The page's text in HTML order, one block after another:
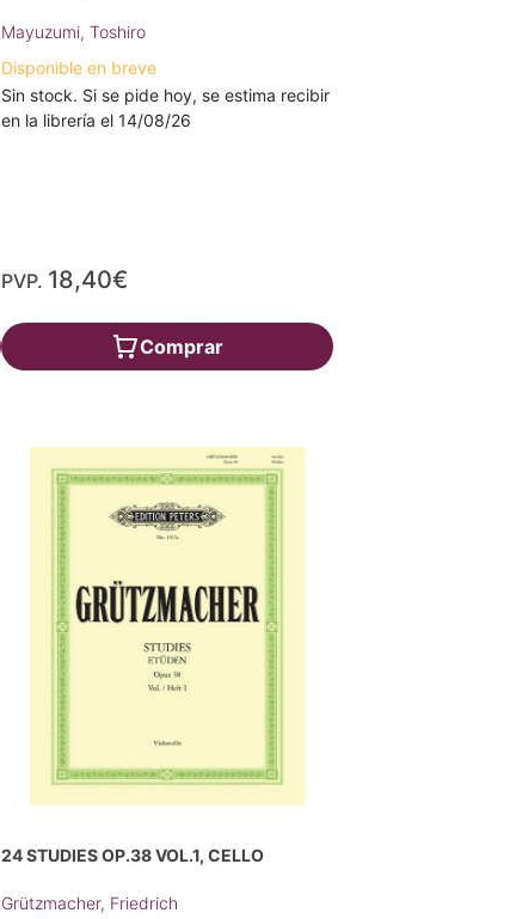
Mayuzumi, Toshiro
Disponible en breve
Sin stock. Si se pide hoy, se estima recibir
en la librería el 14/08/26
PVP. 18,40€
Comprar
24 STUDIES OP.38 VOL.1, CELLO
Grützmacher, Friedrich